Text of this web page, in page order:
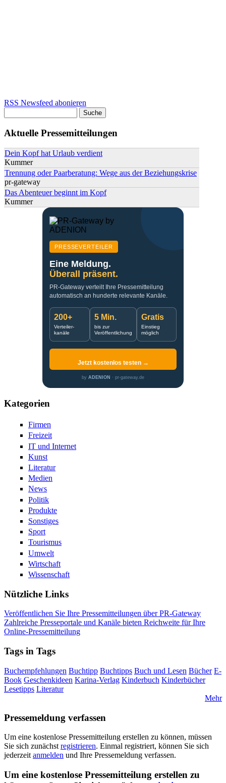
RSS Newsfeed abonieren
Aktuelle Pressemitteilungen
Dein Kopf hat Urlaub verdient
Kummer
Trennung oder Paarberatung: Wege aus der Beziehungskrise
pr-gateway
Das Abenteuer beginnt im Kopf
Kummer
PRESSEVERTEILER
Eine Meldung.
Überall präsent.
PR-Gateway verteilt Ihre Pressemitteilung
automatisch an hunderte relevante Kanäle.
200+
Verteiler-
kanäle
5 Min.
bis zur
Veröffentlichung
Gratis
Einstieg
möglich
Jetzt kostenlos testen →
by ADENION · pr-gateway.de
Kategorien
Firmen
Freizeit
IT und Internet
Kunst
Literatur
Medien
News
Politik
Produkte
Sonstiges
Sport
Tourismus
Umwelt
Wirtschaft
Wissenschaft
Nützliche Links
Veröffentlichen Sie Ihre Pressemitteilungen über PR-Gateway
Zahlreiche Presseportale und Kanäle bieten Reichweite für Ihre
Online-Pressemitteilung
Tags in Tags
Buchempfehlungen Buchtipp Buchtipps Buch und Lesen Bücher E-
Book Geschenkideen Karina-Verlag Kinderbuch Kinderbücher
Lesetipps Literatur
Mehr
Pressemeldung verfassen
Um eine kostenlose Pressemitteilung erstellen zu können, müssen
Sie sich zunächst registrieren. Einmal registriert, können Sie sich
jederzeit anmelden und Ihre Pressemeldung verfassen.
Um eine kostenlose Pressemitteilung erstellen zu